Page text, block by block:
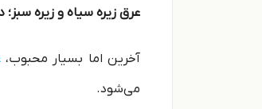
عرق زیره سیاه و زیره
آخرین اما بسیار محبوب،
می‌شود.